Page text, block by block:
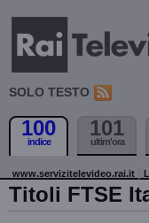
SOLO TESTO
100
indice
101
ultim'ora
www.servizitelevideo.rai.it
Titoli FTSE